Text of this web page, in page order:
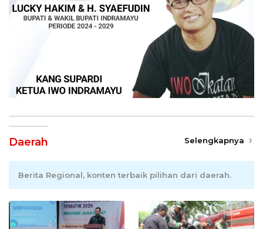
Daerah Selengkapnya
Berita Regional, konten terbaik pilihan dari daerah.